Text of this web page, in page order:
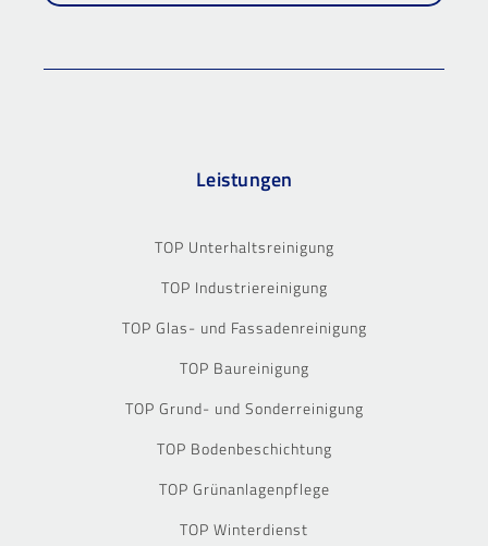
Leistungen
TOP Unterhaltsreinigung
TOP Industriereinigung
TOP Glas- und Fassadenreinigung
TOP Baureinigung
TOP Grund- und Sonderreinigung
TOP Bodenbeschichtung
TOP Grünanlagenpflege
TOP Winterdienst